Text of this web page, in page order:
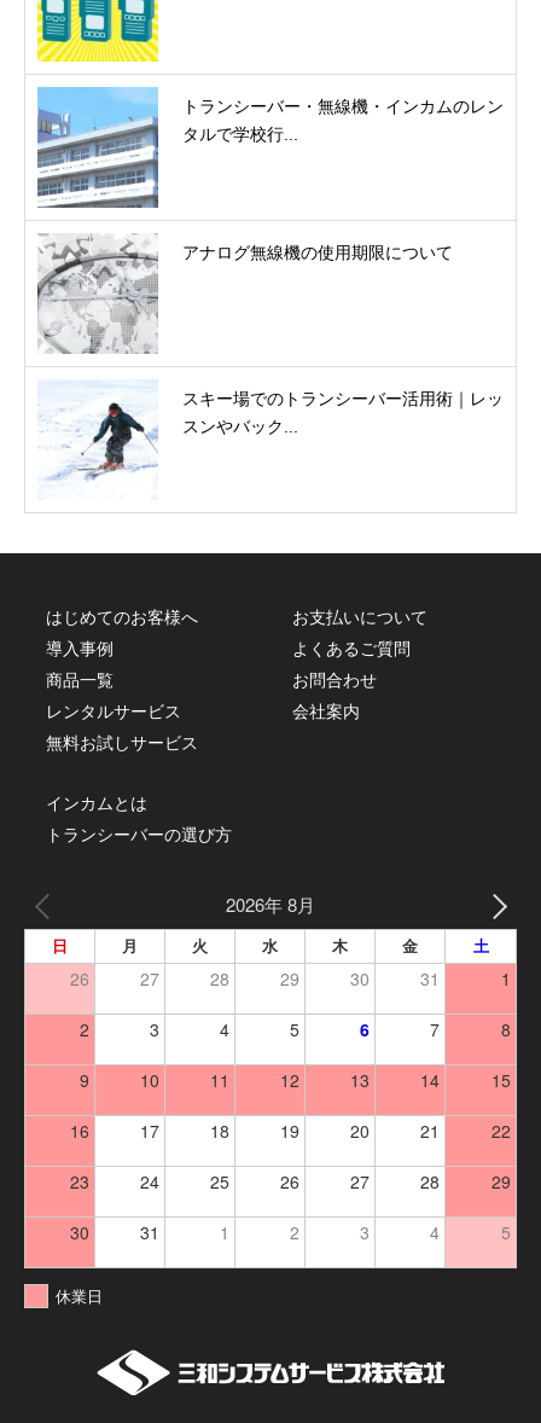
トランシーバー・無線機・インカムのレン
タルで学校行...
アナログ無線機の使用期限について
スキー場でのトランシーバー活用術｜レッ
スンやバック...
はじめてのお客様へ
導入事例
商品一覧
レンタルサービス
無料お試しサービス
お支払いについて
よくあるご質問
お問合わせ
会社案内
インカムとは
トランシーバーの選び方
2026年 8月
日 月 火 水 木 金 土
26 27 28 29 30 31 1
2 3 4 5 6 7 8
9 10 11 12 13 14 15
16 17 18 19 20 21 22
23 24 25 26 27 28 29
30 31 1 2 3 4 5
休業日